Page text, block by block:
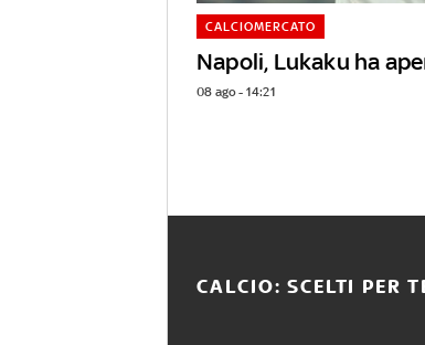
Napoli, Lukaku ha
CALCIOMERCATO
08 ago - 14:21
CALCIO: SCELTI PER